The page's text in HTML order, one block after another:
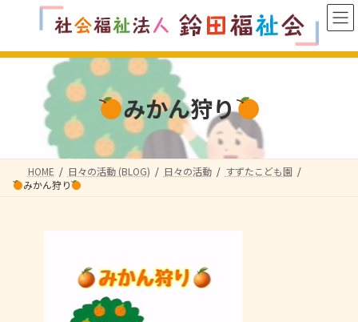
ン
ー
みかん狩り
HOME 日々の活動 (BLOG) 日々の活動
すずたこども園
みかん狩り